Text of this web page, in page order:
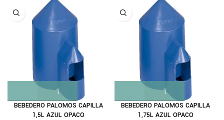
BEBEDERO PALOMOS CAPILLA
1,5L AZUL OPACO
BEBEDERO PALOMOS CAPILLA
1,75L AZUL OPACO